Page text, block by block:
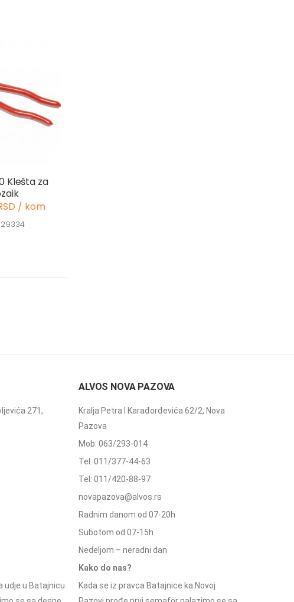
Klešta za
/ kom
271,
udje u Batajnicu
ALVOS NOVA PAZOVA
Kralja Petra I Karađorđevića 62/2, Nova
Pazova
Mob: 063/293-014
Tel: 011/377-44-63
Tel: 011/420-88-97
novapazova@alvos.rs
Radnim danom od 07-20h
Subotom od 07-15h
Nedeljom – neradni dan
Kako do nas?
Kada se iz pravca Batajnice ka Novoj